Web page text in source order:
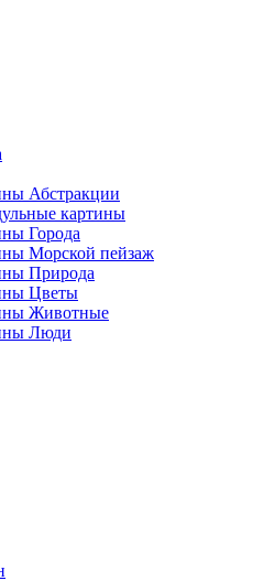
Абстракции
картины
Города
Морской пейзаж
Природа
Цветы
Животные
Люди